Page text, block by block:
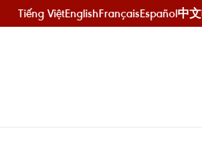
Tiếng ViệtEnglishFrançaisEspañol中文